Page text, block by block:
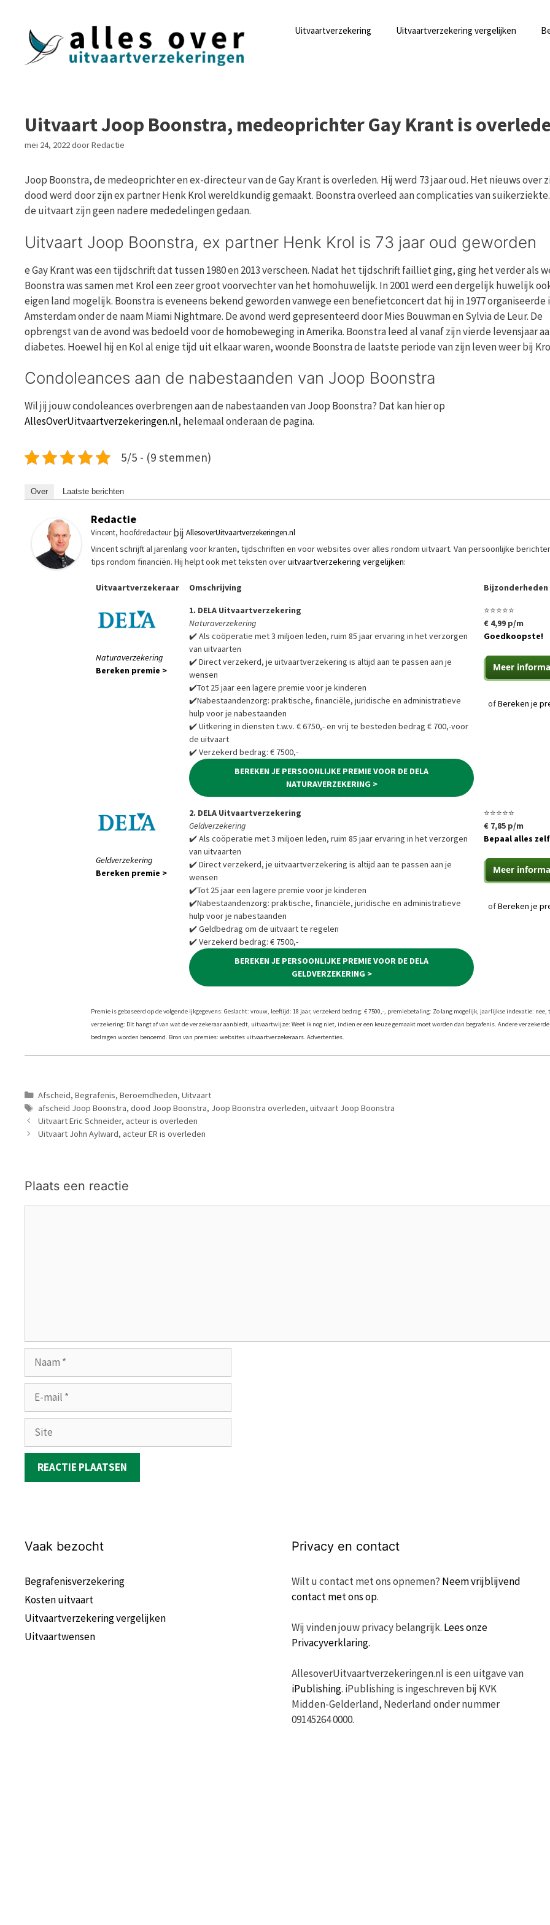
Uitvaartverzekering Uitvaartverzekering vergelijken
Uitvaart Joop Boonstra, medeoprichter Gay Krant is
mei 24, 2022doorRedactie
Joop Boonstra, de medeoprichter en ex-directeur van de Gay Krant is overleden. Hij werd 73 jaar oud. Het nieuws over
dood werd door zijn ex partner Henk Krol wereldkundig gemaakt. Boonstra overleed aan complicaties van
de uitvaart zijn geen nadere mededelingen gedaan.
Uitvaart Joop Boonstra, ex partner Henk Krol is 73 jaar oud geworden
e Gay Krant was een tijdschrift dat tussen 1980 en 2013 verscheen. Nadat het tijdschrift failliet ging, ging het verder als
Boonstra was samen met Krol een zeer groot voorvechter van het homohuwelijk. In 2001 werd een dergelijk huwelijk
eigen land mogelijk. Boonstra is eveneens bekend geworden vanwege een benefietconcert dat hij in 1977 organiseerde
Amsterdam onder de naam Miami Nightmare. De avond werd gepresenteerd door Mies Bouwman en Sylvia de Leur. De
opbrengst van de avond was bedoeld voor de homobeweging in Amerika. Boonstra leed al vanaf zijn vierde levensjaar
diabetes. Hoewel hij en Kol al enige tijd uit elkaar waren, woonde Boonstra de laatste periode van zijn leven weer bij
Condoleances aan de nabestaanden van Joop Boonstra
Wil jij jouw condoleances overbrengen aan de nabestaanden van Joop Boonstra? Dat kan hier op
AllesOverUitvaartverzekeringen.nl, helemaal onderaan de pagina.
5/5 - (9 stemmen)
Over Laatste berichten
Redactie
Vincent, hoofdredacteurbij AllesoverUitvaartverzekeringen.nl
Vincent schrijft al jarenlang voor kranten, tijdschriften en voor websites over alles rondom uitvaart. Van persoonlijke
tips rondom financiën. Hij helpt ook met teksten overuitvaartverzekering vergelijken:
Uitvaartverzekeraar Omschrijving Bijzonderheden
Naturaverzekering
Bereken premie >
1. DELA Uitvaartverzekering
Naturaverzekering
✔️ Als coöperatie met 3 miljoen leden, ruim 85 jaar ervaring in het verzorgen
van uitvaarten
✔️ Direct verzekerd, je uitvaartverzekering is altijd aan te passen aan je
wensen
✔️Tot 25 jaar een lagere premie voor je kinderen
✔️Nabestaandenzorg: praktische, financiële, juridische en administratieve
hulp voor je nabestaanden
✔️ Uitkering in diensten t.w.v. € 6750,- en vrij te besteden bedrag € 700,-voor
de uitvaart
✔️ Verzekerd bedrag: € 7500,-
BEREKEN JE PERSOONLIJKE PREMIE VOOR DE DELA
NATURAVERZEKERING >
⭐⭐⭐⭐⭐
€ 4,99 p/m
Goedkoopste!
ofBereken je
Geldverzekering
Bereken premie >
2. DELA Uitvaartverzekering
Geldverzekering
✔️ Als coöperatie met 3 miljoen leden, ruim 85 jaar ervaring in het verzorgen
van uitvaarten
✔️ Direct verzekerd, je uitvaartverzekering is altijd aan te passen aan je
wensen
✔️Tot 25 jaar een lagere premie voor je kinderen
✔️Nabestaandenzorg: praktische, financiële, juridische en administratieve
hulp voor je nabestaanden
✔️ Geldbedrag om de uitvaart te regelen
✔️ Verzekerd bedrag: € 7500,-
BEREKEN JE PERSOONLIJKE PREMIE VOOR DE DELA
GELDVERZEKERING >
⭐⭐⭐⭐⭐
€ 7,85 p/m
Bepaal alles zelf
ofBereken je
Premie is gebaseerd op de volgende ijkgegevens: Geslacht: vrouw, leeftijd: 18 jaar, verzekerd bedrag: € 7500,-, premiebetaling: Zo lang mogelijk, jaarlijkse indexatie: nee,
verzekering: Dit hangt af van wat de verzekeraar aanbiedt, uitvaartwijze: Weet ik nog niet, indien er een keuze gemaakt moet worden dan begrafenis. Andere verzekerde
bedragen worden benoemd. Bron van premies: websites uitvaartverzekeraars. Advertenties.
Categorieën
Afscheid, Begrafenis, Beroemdheden, Uitvaart
Tags
afscheid Joop Boonstra, dood Joop Boonstra, Joop Boonstra overleden, uitvaart Joop Boonstra
Uitvaart Eric Schneider, acteur is overleden
Uitvaart John Aylward, acteur ER is overleden
Plaats een reactie
mail
Site
Vaak bezocht
Begrafenisverzekering
Kosten uitvaart
Uitvaartverzekering vergelijken
Uitvaartwensen
Privacy en contact
Wilt u contact met ons opnemen? Neem vrijblijvend
contact met ons op.
Wij vinden jouw privacy belangrijk. Lees onze
Privacyverklaring.
AllesoverUitvaartverzekeringen.nl is een uitgave van
iPublishing. iPublishing is ingeschreven bij KVK
Midden-Gelderland, Nederland onder nummer
09145264 0000.